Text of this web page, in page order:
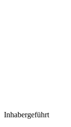
Inhabergeführt